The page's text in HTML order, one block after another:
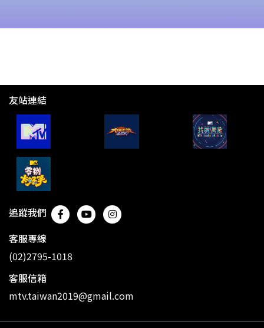
友站連結
追蹤我們
客服專線
(02)2795-1018
客服信箱
mtv.taiwan2019@gmail.com